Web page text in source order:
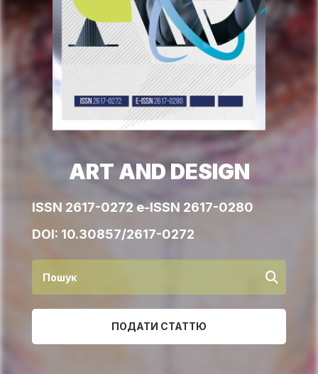
ART AND DESIGN
ISSN 2617-0272 e-ISSN 2617-0280
DOI: 10.30857/2617-0272
ПОДАТИ СТАТТЮ